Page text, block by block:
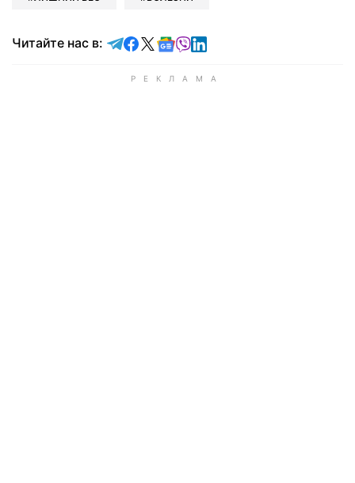
Читайте нас в: Читайте в Telegram
Читайте в Facebook
Читайте в X
Читайте в Google news
Читайте в Viber
Читайте в LinkedIn